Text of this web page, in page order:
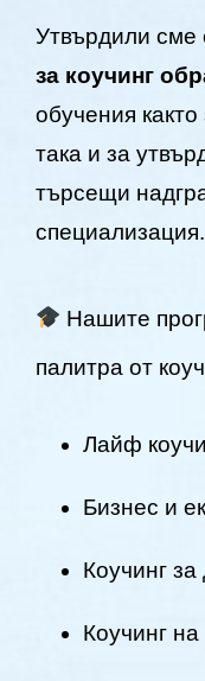
Утвърдили сме
за коучинг
обучения
така и за
търсещи
специализация.
Нашите
палитра от
Лайф
Бизнес и
Коучинг
Коучинг